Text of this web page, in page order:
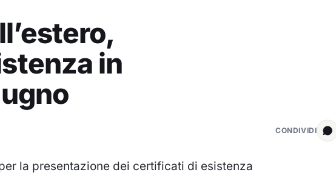
in
CONDIVIDI
la presentazione dei certificati di esistenza